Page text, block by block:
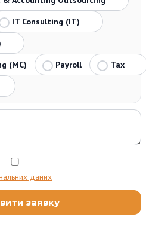
IT Consulting (IT)
(MC)
Payroll
Tax
даних